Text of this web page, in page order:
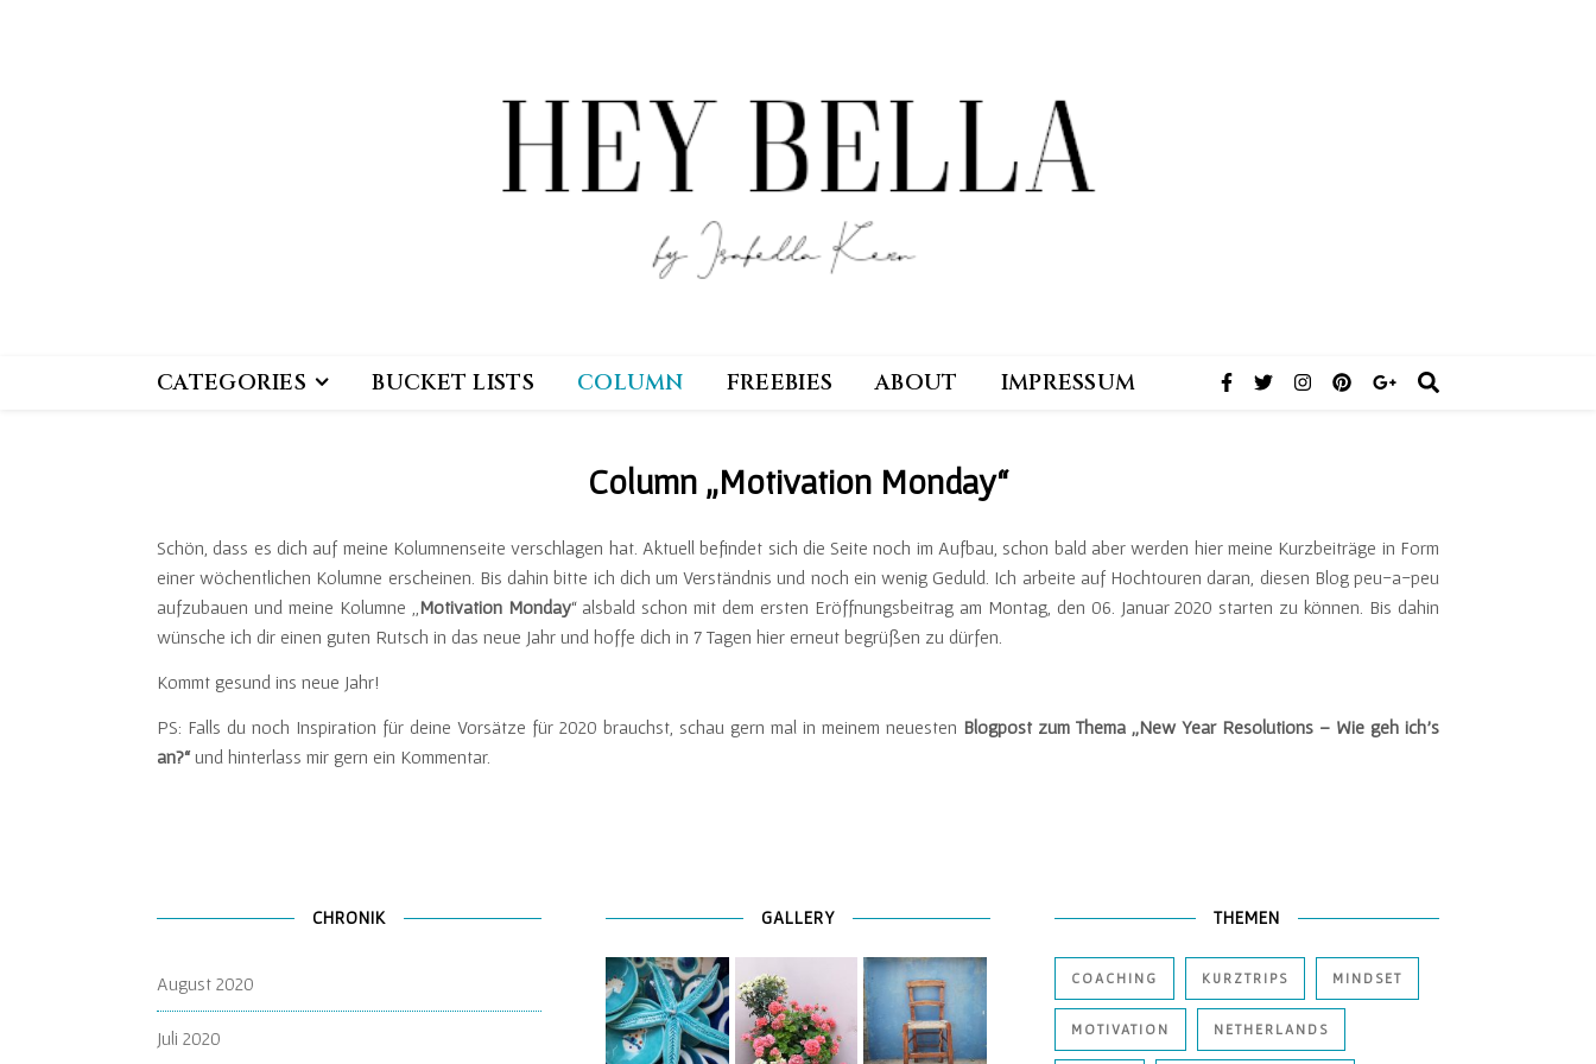
CATEGORIES BUCKET LISTS COLUMN FREEBIES ABOUT IMPRESSUM
Column „Motivation Monday“
Schön, dass es dich auf meine Kolumnenseite verschlagen hat. Aktuell befindet sich die Seite noch im Aufbau, schon bald aber werden hier meine Kurzbeiträge in Form
einer wöchentlichen Kolumne erscheinen. Bis dahin bitte ich dich um Verständnis und noch ein wenig Geduld. Ich arbeite auf Hochtouren daran, diesen Blog peu-a-peu
aufzubauen und meine Kolumne „ Motivation Monday“ alsbald schon mit dem ersten Eröffnungsbeitrag am Montag, den 06. Januar 2020 starten zu können. Bis dahin
wünsche ich dir einen guten Rutsch in das neue Jahr und hoffe dich in 7 Tagen hier erneut begrüßen zu dürfen.
Kommt gesund ins neue Jahr!
PS: Falls du noch Inspiration für deine Vorsätze für 2020 brauchst, schau gern mal in meinem neuesten Blogpost zum Thema „New Year Resolutions – Wie geh ich’s
an?“und hinterlass mir gern ein Kommentar.
CHRONIK
August 2020
Juli 2020
GALLERY THEMEN
COACHING KURZTRIPS MINDSET
MOTIVATION NETHERLANDS